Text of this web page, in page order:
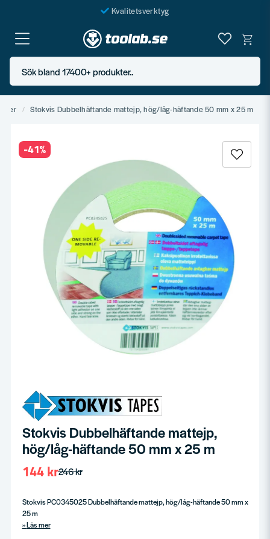
Kvalitetsverktyg
Fraktfritt över 999 SEK*
En järnhandel för alla
Butik i Göteborg
Sök bland 17400+ produkter..
Stokvis Dubbelhäftande mattejp, hög/låg-häftande 50 mm x 25 m
-41%
Stokvis Dubbelhäftande mattejp,
hög/låg-häftande 50 mm x 25 m
246 kr
144 kr
Stokvis PC0345025 Dubbelhäftande mattejp, hög/låg-häftande 50 mm x
25 m
Läs mer